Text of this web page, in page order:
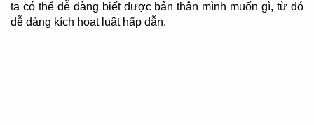
ta có thể dễ dàng biết được bản thân mình muốn gì, từ đó
dễ dàng kích hoạt luật hấp dẫn.